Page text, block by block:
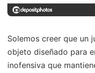
Solemos creer que un
objeto diseñado para
inofensiva que